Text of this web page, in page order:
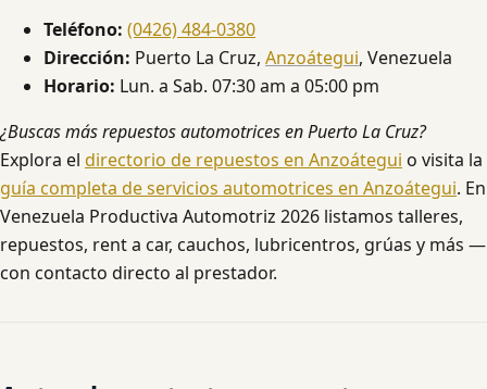
Teléfono: (0426) 484-0380
Dirección: Puerto La Cruz, Anzoátegui, Venezuela
Horario: Lun. a Sab. 07:30 am a 05:00 pm
¿Buscas más repuestos automotrices en Puerto La Cruz?
Explora el directorio de repuestos en Anzoátegui o visita la
guía completa de servicios automotrices en Anzoátegui. En
Venezuela Productiva Automotriz 2026 listamos talleres,
repuestos, rent a car, cauchos, lubricentros, grúas y más —
con contacto directo al prestador.